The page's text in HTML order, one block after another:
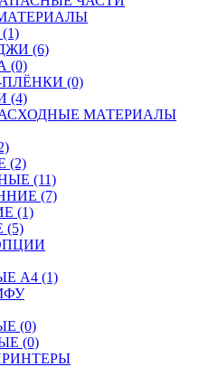
(6)
(0)
(0)
(4)
РАСХОДНЫЕ МАТЕРИАЛЫ
(2)
(11)
(7)
(1)
A4 (1)
(0)
(0)